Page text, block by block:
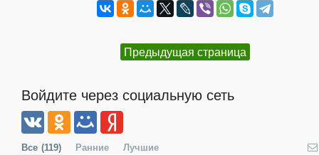
Предыдущая страница
Войдите через социальную сеть
Все (119) Ранние Лучшие